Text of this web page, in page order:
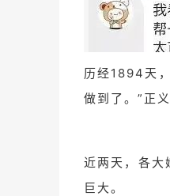
历经1894天
做到了。”正
近两天，各大
巨大。